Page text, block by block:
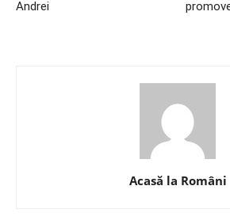
Andrei
Acasă la Români